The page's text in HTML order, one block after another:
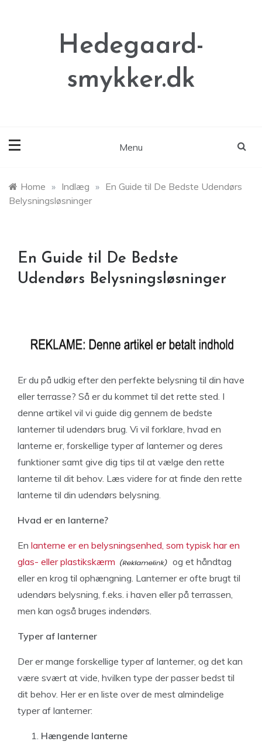
Hedegaard-
smykker.dk
Menu
Home » Indlæg » En Guide til De Bedste Udendørs
Belysningsløsninger
En Guide til De Bedste
Udendørs Belysningsløsninger
Er du på udkig efter den perfekte belysning til din have
eller terrasse? Så er du kommet til det rette sted. I
denne artikel vil vi guide dig gennem de bedste
lanterner til udendørs brug. Vi vil forklare, hvad en
lanterne er, forskellige typer af lanterner og deres
funktioner samt give dig tips til at vælge den rette
lanterne til dit behov. Læs videre for at finde den rette
lanterne til din udendørs belysning.
Hvad er en lanterne?
En lanterne er en belysningsenhed, som typisk har en
glas- eller plastikskærm
og et håndtag
eller en krog til ophængning. Lanterner er ofte brugt til
udendørs belysning, f.eks. i haven eller på terrassen,
men kan også bruges indendørs.
Typer af lanterner
Der er mange forskellige typer af lanterner, og det kan
være svært at vide, hvilken type der passer bedst til
dit behov. Her er en liste over de mest almindelige
typer af lanterner:
Hængende lanterne